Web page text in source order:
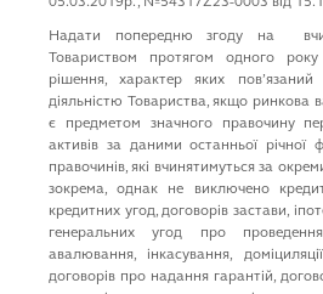
Надати попередню згоду на
Товариством протягом одного
рішення, характер яких пов’язаний
діяльністю Товариства, якщо ринкова
є предметом значного правочину
активів за даними останньої річної
правочинів, які вчинятимуться за
зокрема, однак не виключено
кредитних угод, договорів застави,
генеральних угод про
авалювання, інкасування,
договорів про надання гарантій,